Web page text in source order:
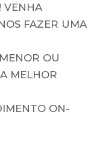
VENHA
FAZER UMA
OU
MELHOR
ON-